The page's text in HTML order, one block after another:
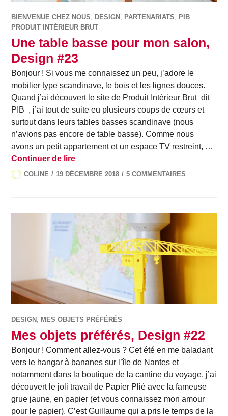
BIENVENUE CHEZ NOUS, DESIGN , PARTENARIATS, PIB
PRODUIT INTÉRIEUR BRUT
Une table basse pour mon salon,
Design #23
Bonjour ! Si vous me connaissez un peu, j’adore le
mobilier type scandinave, le bois et les lignes douces.
Quand j’ai découvert le site de Produit Intérieur Brut dit
PIB , j’ai tout de suite eu plusieurs coups de cœurs et
surtout dans leurs tables basses scandinave (nous
n’avions pas encore de table basse). Comme nous
avons un petit appartement et un espace TV restreint, …
Continuer de lireUne table basse pour mon salon,
COLINE 19 DÉCEMBRE 2018 5 COMMENTAIRES
DESIGN , MES OBJETS PRÉFÉRÉS
Mes objets préférés, Design #22
Bonjour ! Comment allez-vous ? Cet été en me baladant
vers le hangar à bananes sur l’île de Nantes et
notamment dans la boutique de la cantine du voyage, j’ai
découvert le joli travail de Papier Plié avec la fameuse
grue jaune, en papier (et vous connaissez mon amour
pour le papier). C’est Guillaume qui a pris le temps de la